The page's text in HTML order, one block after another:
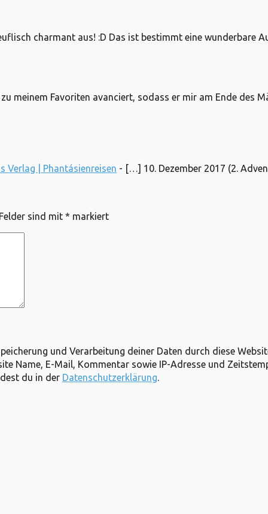
charmant aus! :D Das ist bestimmt eine wunderbare
meinem Favoriten avanciert, sodass er mir am Ende des
Verlag | Phantásienreisen - […] 10. Dezember 2017 (2.
sind mit * markiert
und Verarbeitung deiner Daten durch diese
Name, E-Mail, Kommentar sowie IP-Adresse und
du in der Datenschutzerklärung.